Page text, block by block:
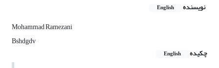
نویسنده English
Mohammad Ramezani
Bshdgdv
چکیده
English